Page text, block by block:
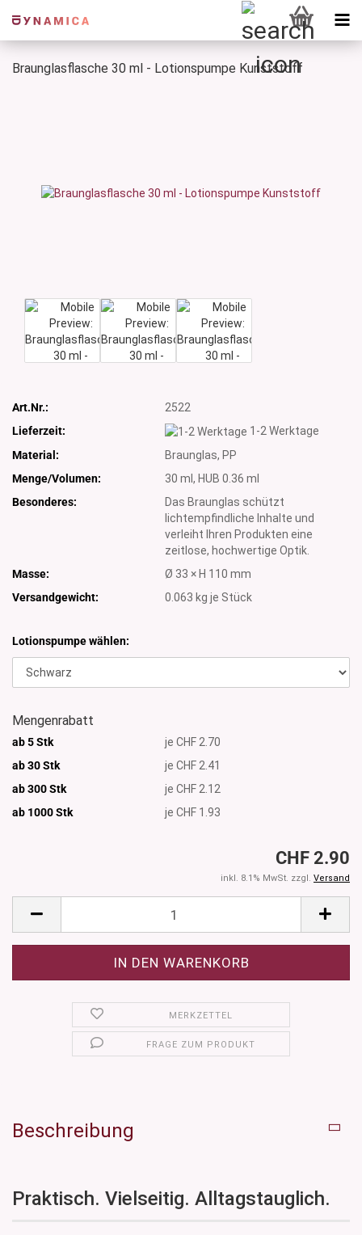
Braunglasflasche 30 ml - Lotionspumpe Kunststoff
Art.Nr.:
2522
Lieferzeit:
1-2 Werktage
Material:
Braunglas, PP
Menge/Volumen:
30 ml, HUB 0.36 ml
Besonderes:
Das Braunglas schützt
lichtempfindliche Inhalte und
verleiht Ihren Produkten eine
zeitlose, hochwertige Optik.
Masse:
Ø 33 × H 110 mm
Versandgewicht:
0.063 kg je Stück
Lotionspumpe wählen:
Mengenrabatt
ab 5 Stk
je CHF 2.70
ab 30 Stk
je CHF 2.41
ab 300 Stk
je CHF 2.12
ab 1000Stk je CHF 1.93
CHF 2.90
inkl. 8.1% MwSt. zzgl. Versand
MERKZETTEL
FRAGE ZUM PRODUKT
Beschreibung
Praktisch. Vielseitig. Alltagstauglich.